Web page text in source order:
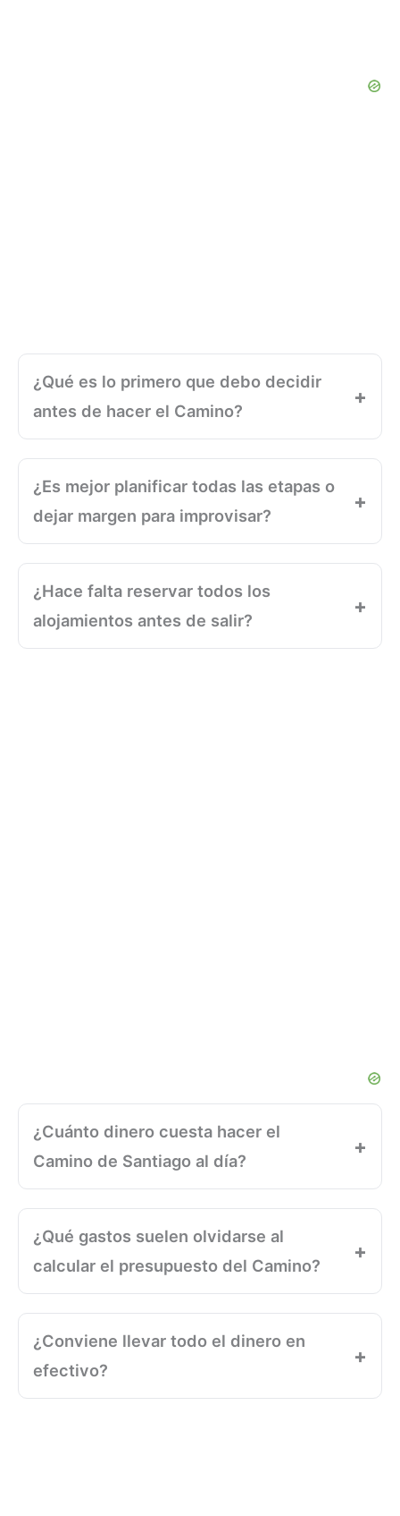
¿Qué es lo primero que debo decidir
antes de hacer el Camino?
¿Es mejor planificar todas las etapas o
dejar margen para improvisar?
¿Hace falta reservar todos los
alojamientos antes de salir?
¿Cuánto dinero cuesta hacer el
Camino de Santiago al día?
¿Qué gastos suelen olvidarse al
calcular el presupuesto del Camino?
¿Conviene llevar todo el dinero en
efectivo?